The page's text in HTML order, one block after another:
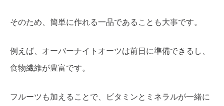
そのため、簡単に作れる一品であることも大事です。
例えば、オーバーナイトオーツは前日に準備できるし、
食物繊維が豊富です。
フルーツも加えることで、ビタミンとミネラルが一緒に